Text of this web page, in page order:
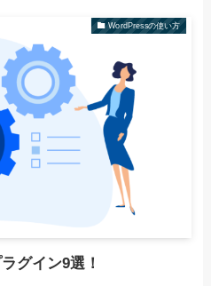
WordPressの使い方
グイン9選！